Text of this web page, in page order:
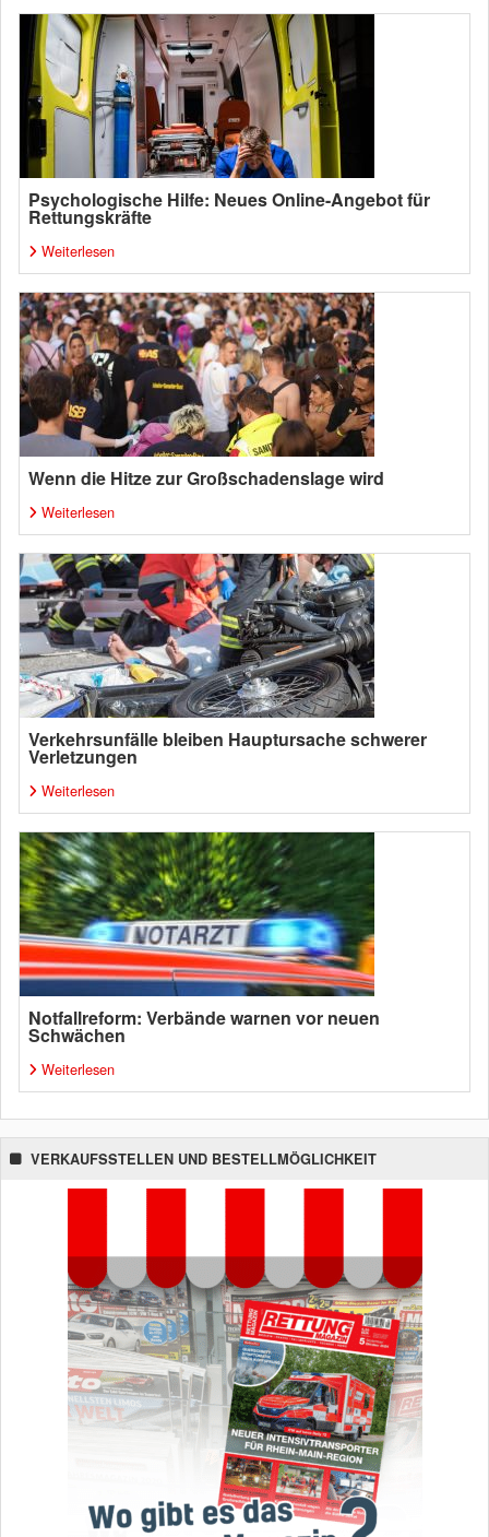
Psychologische Hilfe: Neues Online-Angebot für
Rettungskräfte
Weiterlesen
Wenn die Hitze zur Großschadenslage wird
Weiterlesen
Verkehrsunfälle bleiben Hauptursache schwerer
Verletzungen
Weiterlesen
Notfallreform: Verbände warnen vor neuen
Schwächen
Weiterlesen
VERKAUFSSTELLEN UND BESTELLMÖGLICHKEIT